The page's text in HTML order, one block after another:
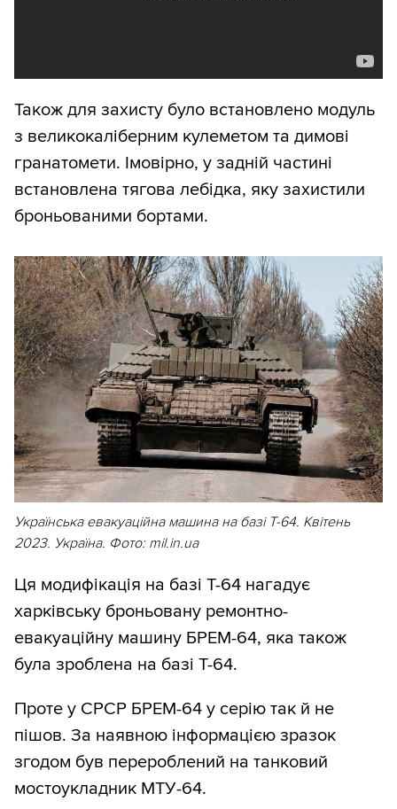
Також для захисту було встановлено модуль
з великокаліберним кулеметом та димові
гранатомети. Імовірно, у задній частині
встановлена тягова лебідка, яку захистили
броньованими бортами.
Українська евакуаційна машина на базі Т-64. Квітень
2023. Україна. Фото: mil.in.ua
Ця модифікація на базі Т-64 нагадує
харківську броньовану ремонтно-
евакуаційну машину БРЕМ-64, яка також
була зроблена на базі Т-64.
Проте у СРСР БРЕМ-64 у серію так й не
пішов. За наявною інформацією зразок
згодом був перероблений на танковий
мостоукладник МТУ-64.